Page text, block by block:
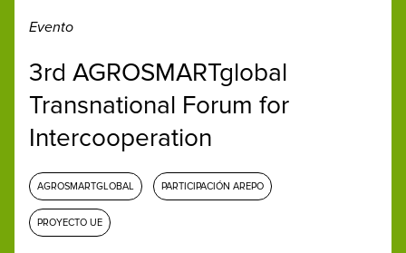
Evento
3rd AGROSMARTglobal
Transnational Forum for
Intercooperation
AGROSMARTGLOBAL PARTICIPACIÓN AREPO
PROYECTO UE